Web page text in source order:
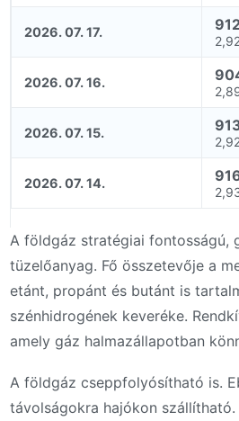
2026. 07. 17.
2026. 07. 16.
2026. 07. 15.
2026. 07. 14.
A földgáz stratégiai fontosságú,
tüzelőanyag. Fő összetevője a
etánt, propánt és butánt is
szénhidrogének keveréke.
amely gáz halmazállapotban
A földgáz cseppfolyósítható is.
távolságokra hajókon